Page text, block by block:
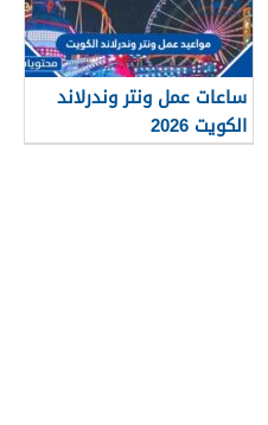
ساعات عمل ونتر وندرلاند
الكويت 2026